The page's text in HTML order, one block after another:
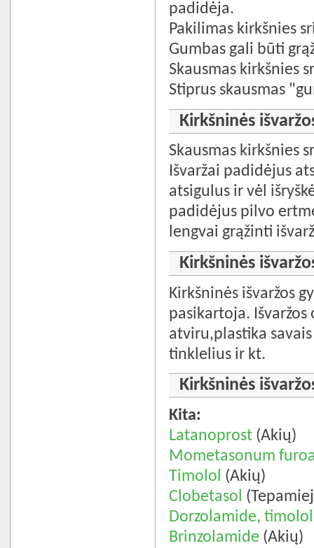
padidėja.
Pakilimas kirkšnies
Gumbas gali būti
Skausmas kirkšnies
Stiprus skausmas
Kirkšninės
Skausmas kirkšnies
Išvaržai padidėjus
atsigulus ir vėl
padidėjus pilvo
lengvai grąžinti
Kirkšninės
Kirkšninės išvaržos
pasikartoja.
atviru,plastika
tinklelius ir kt.
Kirkšninės
Kita:
Latanoprost (Akių)
Mometasonum
Timolol (Akių)
Clobetasol
Dorzolamide, timolol
Brinzolamide (Akių)